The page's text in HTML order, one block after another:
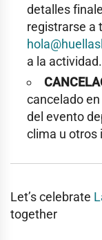
detalles
registrarse a
a la
cancelado
del evento
clima u otros
Let’s celebrate
together